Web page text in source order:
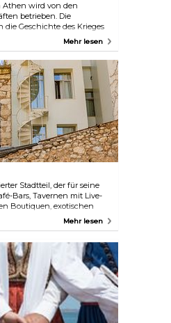
Athen wird von den
betrieben. Die
Geschichte des Krieges
den mykenischen
Zeit. Zu sehen sind
Uniformen, heldenhafte
Gegenstände.
Mehr lesen
Stadtteil, der für seine
Bars, Tavernen mit Live-
Boutiquen, exotischen
kleine Anzahl von Hotels
der ältesten Viertel Athens
galt Psyrri als die
„Koutsavakides“ (griechisch
liefen in ihren Jacken, die
durch die Straßen und
Diese archetypische
überall im
Mehr lesen